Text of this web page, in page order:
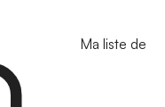
Ma liste de